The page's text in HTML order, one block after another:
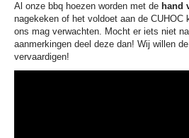
Al onze bbq hoezen worden met de hand
nagekeken of het voldoet aan de CUHOC
ons mag verwachten. Mocht er iets niet
aanmerkingen deel deze dan! Wij willen de
vervaardigen!